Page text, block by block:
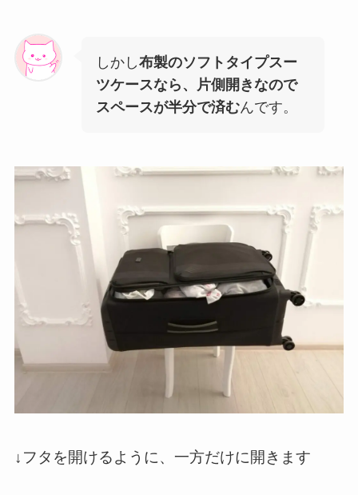
しかし布製のソフトタイプスー
ツケースなら、片側開きなので
スペースが半分で済むんです。
↓フタを開けるように、一方だけに開きます